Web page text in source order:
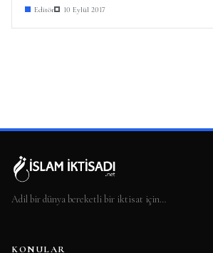
Editör 10 Eylül 2017
Adil bir dünya bereketli bir iktisat için…
KONULAR